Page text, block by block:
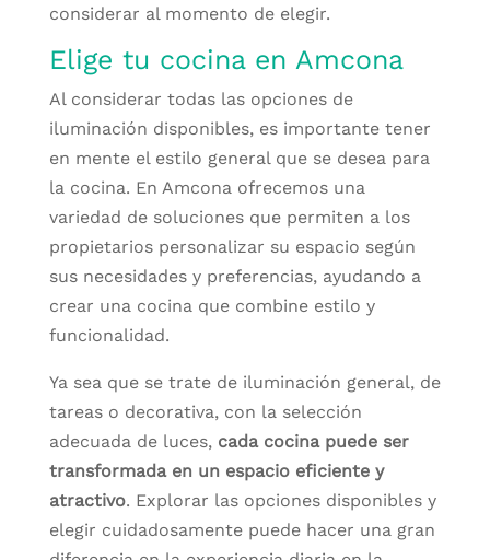
considerar al momento de elegir.
Elige tu cocina en Amcona
Al considerar todas las opciones de
iluminación disponibles, es importante tener
en mente el estilo general que se desea para
la cocina. En Amcona ofrecemos una
variedad de soluciones que permiten a los
propietarios personalizar su espacio según
sus necesidades y preferencias, ayudando a
crear una cocina que combine estilo y
funcionalidad.
Ya sea que se trate de iluminación general, de
tareas o decorativa, con la selección
adecuada de luces, cada cocina puede ser
transformada en un espacio eficiente y
atractivo. Explorar las opciones disponibles y
elegir cuidadosamente puede hacer una gran